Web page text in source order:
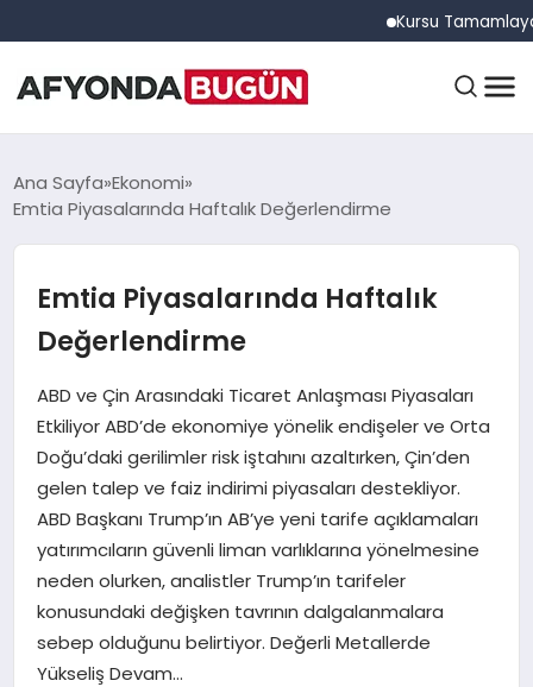
Kursu Tamamlayan
ANASAYFA
EĞITIM
DÜNYA
EKONOMI
MAGAZIN
Ana Sayfa Ekonomi
Emtia Piyasalarında Haftalık Değerlendirme
Emtia Piyasalarında Haftalık
Değerlendirme
ABD ve Çin Arasındaki Ticaret Anlaşması Piyasaları
Etkiliyor ABD’de ekonomiye yönelik endişeler ve Orta
Doğu’daki gerilimler risk iştahını azaltırken, Çin’den
gelen talep ve faiz indirimi piyasaları destekliyor.
ABD Başkanı Trump’ın AB’ye yeni tarife açıklamaları
yatırımcıların güvenli liman varlıklarına yönelmesine
neden olurken, analistler Trump’ın tarifeler
konusundaki değişken tavrının dalgalanmalara
sebep olduğunu belirtiyor. Değerli Metallerde
Yükseliş Devam…